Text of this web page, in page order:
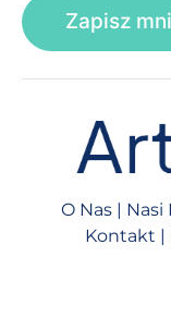
O Nas| Nasi
Kontakt |